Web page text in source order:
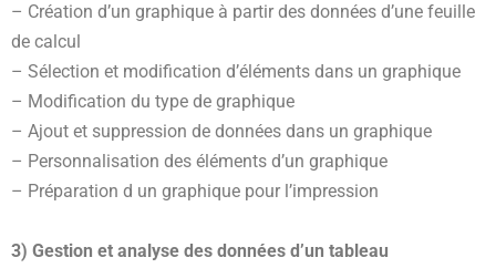
– Création d’un graphique à partir des données d’une feuille
de calcul
– Sélection et modification d’éléments dans un graphique
– Modification du type de graphique
– Ajout et suppression de données dans un graphique
– Personnalisation des éléments d’un graphique
– Préparation d un graphique pour l’impression
3) Gestion et analyse des données d’un tableau